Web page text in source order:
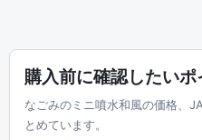
購入前に確認したいポ
なごみのミニ噴水和風の価格、
とめています。